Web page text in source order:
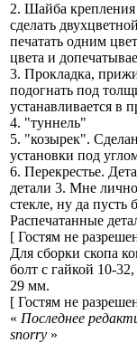
2. Шайба
сделать
печатать одним
цвета и
3. Прокладка,
подогнать под
устанавливается в
4. "туннель"
5. "козырек".
установки под
6. Перекрестье.
детали 3. Мне
стекле, ну да пусть
Распечатанные
[ Гостям не
Для сборки скопа
болт с гайкой 10-
29 мм.
[ Гостям не
« Последнее
snorry »